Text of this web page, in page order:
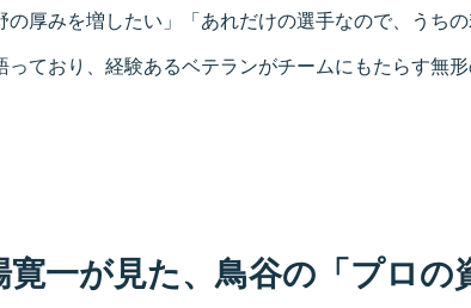
厚みを増したい」「あれだけの選手なので、うち
っており、経験あるベテランがチームにもたらす無
一が見た、鳥谷の「プロの